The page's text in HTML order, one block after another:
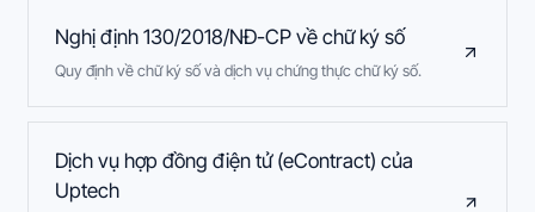
Nghị định 130/2018/NĐ-CP về chữ ký số
Quy định về chữ ký số và dịch vụ chứng thực chữ ký số.
Dịch vụ hợp đồng điện tử (eContract) của
Uptech